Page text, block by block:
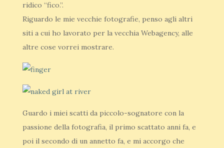
ridico “fico.”.
Riguardo le mie vecchie fotografie, penso agli altri
siti a cui ho lavorato per la vecchia Webagency, alle
altre cose vorrei mostrare.
Guardo i miei scatti da piccolo-sognatore con la
passione della fotografia, il primo scattato anni fa, e
poi il secondo di un annetto fa, e mi accorgo che